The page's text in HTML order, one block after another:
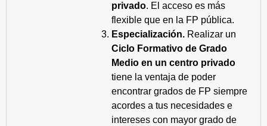
privado. El acceso es más
flexible que en la FP pública.
Especialización. Realizar un
Ciclo Formativo de Grado
Medio en un centro privado
tiene la ventaja de poder
encontrar grados de FP siempre
acordes a tus necesidades e
intereses con mayor grado de